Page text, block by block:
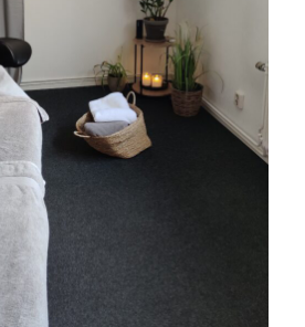
8 9
15 16
22 23
24
29 31
« feb